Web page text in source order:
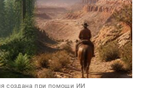
создана при помощи ИИ